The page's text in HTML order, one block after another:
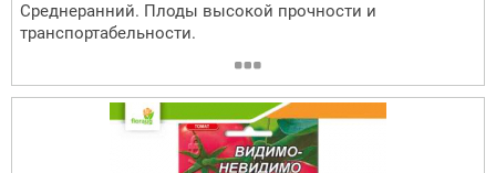
Среднеранний. Плоды высокой прочности и
транспортабельности.